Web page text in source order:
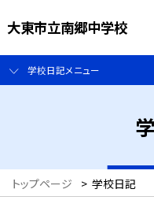
大東市立南郷中学校
学校日記メニュー
トップページ > 学校日記